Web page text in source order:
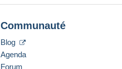
Communauté
Blog
Agenda
Forum